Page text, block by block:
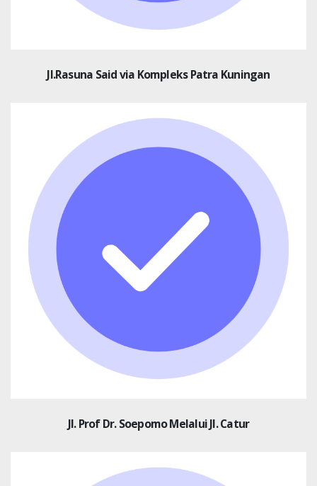
Jl.Rasuna Said via Kompleks Patra Kuningan
Jl. Prof Dr. Soepomo Melalui Jl. Catur